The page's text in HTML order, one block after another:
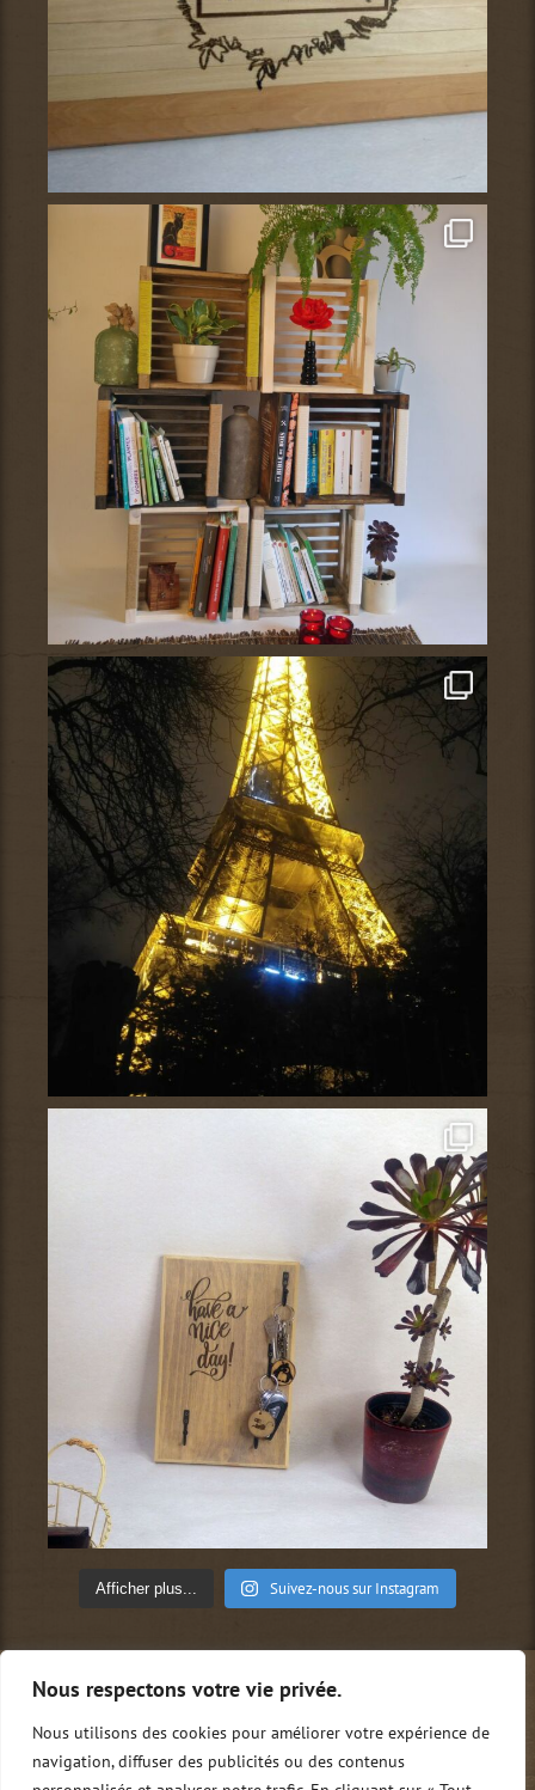
Nous respectons votre vie privée.
Nous utilisons des cookies pour améliorer votre expérience de
navigation, diffuser des publicités ou des contenus
Afficher plus... Suivez-nous sur Instagram
Qui sommes-nous ?
Conditions générales de vente
Nous contacter
0